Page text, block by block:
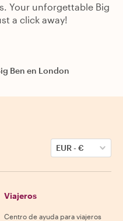
Your unforgettable Big
a click away!
Ben en London
EUR-€
Viajeros
Centro de ayuda para viajeros